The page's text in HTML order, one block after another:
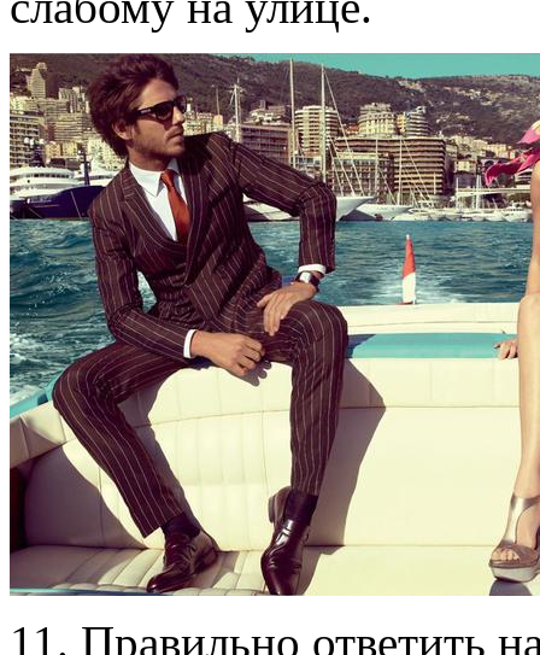
11. Правильно ответить